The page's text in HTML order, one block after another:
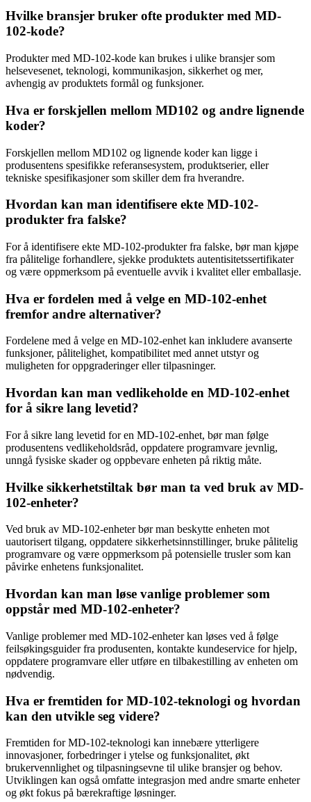
Hvilke bransjer bruker ofte produkter med MD-
102-kode?
Produkter med MD-102-kode kan brukes i ulike bransjer som
helsevesenet, teknologi, kommunikasjon, sikkerhet og mer,
avhengig av produktets formål og funksjoner.
Hva er forskjellen mellom MD102 og andre lignende
koder?
Forskjellen mellom MD102 og lignende koder kan ligge i
produsentens spesifikke referansesystem, produktserier, eller
tekniske spesifikasjoner som skiller dem fra hverandre.
Hvordan kan man identifisere ekte MD-102-
produkter fra falske?
For å identifisere ekte MD-102-produkter fra falske, bør man kjøpe
fra pålitelige forhandlere, sjekke produktets autentisitetssertifikater
og være oppmerksom på eventuelle avvik i kvalitet eller emballasje.
Hva er fordelen med å velge en MD-102-enhet
fremfor andre alternativer?
Fordelene med å velge en MD-102-enhet kan inkludere avanserte
funksjoner, pålitelighet, kompatibilitet med annet utstyr og
muligheten for oppgraderinger eller tilpasninger.
Hvordan kan man vedlikeholde en MD-102-enhet
for å sikre lang levetid?
For å sikre lang levetid for en MD-102-enhet, bør man følge
produsentens vedlikeholdsråd, oppdatere programvare jevnlig,
unngå fysiske skader og oppbevare enheten på riktig måte.
Hvilke sikkerhetstiltak bør man ta ved bruk av MD-
102-enheter?
Ved bruk av MD-102-enheter bør man beskytte enheten mot
uautorisert tilgang, oppdatere sikkerhetsinnstillinger, bruke pålitelig
programvare og være oppmerksom på potensielle trusler som kan
påvirke enhetens funksjonalitet.
Hvordan kan man løse vanlige problemer som
oppstår med MD-102-enheter?
Vanlige problemer med MD-102-enheter kan løses ved å følge
feilsøkingsguider fra produsenten, kontakte kundeservice for hjelp,
oppdatere programvare eller utføre en tilbakestilling av enheten om
nødvendig.
Hva er fremtiden for MD-102-teknologi og hvordan
kan den utvikle seg videre?
Fremtiden for MD-102-teknologi kan innebære ytterligere
innovasjoner, forbedringer i ytelse og funksjonalitet, økt
brukervennlighet og tilpasningsevne til ulike bransjer og behov.
Utviklingen kan også omfatte integrasjon med andre smarte enheter
og økt fokus på bærekraftige løsninger.